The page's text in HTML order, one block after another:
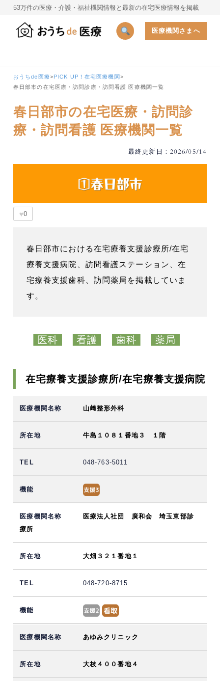
53万件の医療・介護・福祉機関情報と最新の在宅医療情報を掲載
医療機関さまへ
おうちde医療>PICK UP！在宅医療機関>
春日部市の在宅医療・訪問診療・訪問看護 医療機関一覧
春日部市の在宅医療・訪問診
療・訪問看護 医療機関一覧
最終更新日：2026/05/14
♥0
春日部市における在宅療養支援診療所/在宅
療養支援病院、訪問看護ステーション、在
宅療養支援歯科、訪問薬局を掲載していま
す。
医科 看護 歯科 薬局
在宅療養支援診療所/在宅療養支援病院
山﨑整形外科
牛島１０８１番地３ １階
048-763-5011
医療法人社団 廣和会 埼玉東部診
療所
大畑３２１番地１
048-720-8715
あゆみクリニック
大枝４００番地４